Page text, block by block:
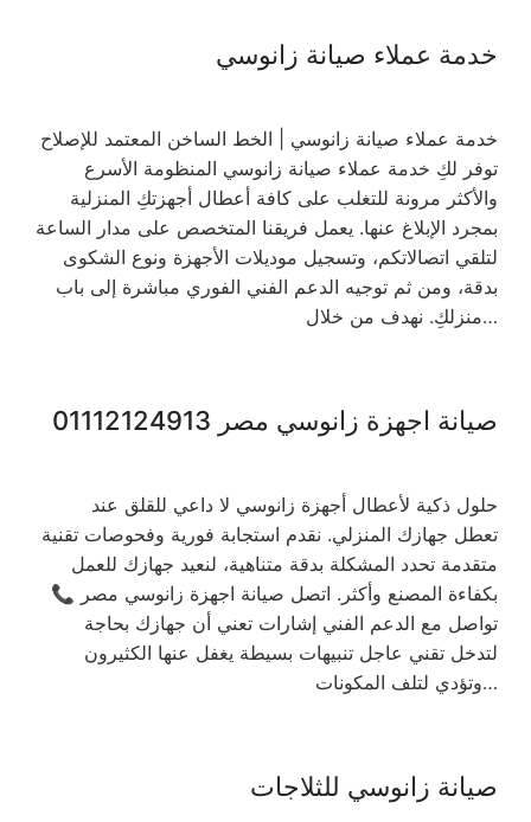
خدمة عملاء صيانة زانوسي
خدمة عملاء صيانة زانوسي | الخط الساخن المعتمد للإصلاح
توفر لكِ خدمة عملاء صيانة زانوسي المنظومة الأسرع
والأكثر مرونة للتغلب على كافة أعطال أجهزتكِ المنزلية
بمجرد الإبلاغ عنها. يعمل فريقنا المتخصص على مدار الساعة
لتلقي اتصالاتكم، وتسجيل موديلات الأجهزة ونوع الشكوى
بدقة، ومن ثم توجيه الدعم الفني الفوري مباشرة إلى باب
منزلكِ. نهدف من خلال…
صيانة اجهزة زانوسي مصر 01112124913
تعطل جهازك المنزلي. نقدم استجابة فورية وفحوصات تقنية
متقدمة تحدد المشكلة بدقة متناهية، لنعيد جهازك للعمل
بكفاءة المصنع وأكثر. اتصل صيانة اجهزة زانوسي مصر 📞
تواصل مع الدعم الفني إشارات تعني أن جهازك بحاجة
لتدخل تقني عاجل تنبيهات بسيطة يغفل عنها الكثيرون
وتؤدي لتلف المكونات…
صيانة زانوسي للثلاجات